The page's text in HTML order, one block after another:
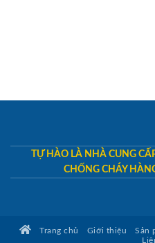
TỰ HÀO LÀ NHÀ CUNG
CHỐNG CHÁY
Trang chủ Giới thiệu Sản